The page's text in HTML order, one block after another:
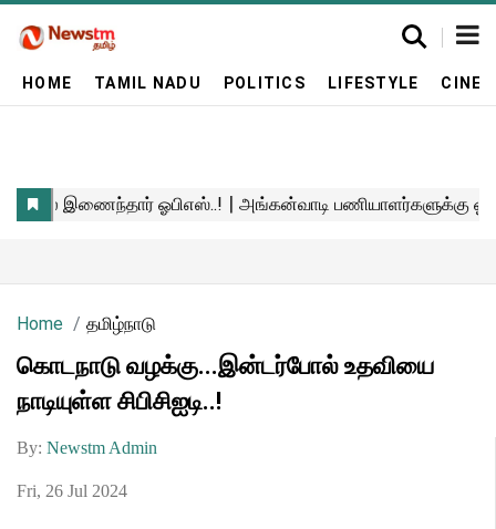
HOME TAMIL NADU POLITICS LIFESTYLE
Home தமிழ்நாடு
கொடநாடு வழக்கு...இன்டர்போல் உதவியை
நாடியுள்ள சிபிசிஐடி..!
By: Newstm Admin
Fri, 26 Jul 2024